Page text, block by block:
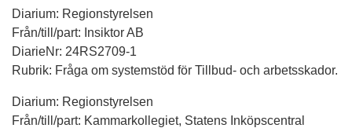
Diarium: Regionstyrelsen
Från/till/part: Insiktor AB
DiarieNr: 24RS2709-1
Rubrik: Fråga om systemstöd för Tillbud- och arbetsskador.
Diarium: Regionstyrelsen
Från/till/part: Kammarkollegiet, Statens Inköpscentral